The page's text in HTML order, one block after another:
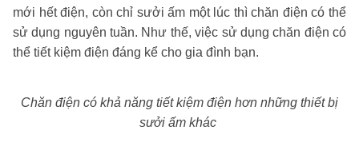
mới hết điện, còn chỉ sưởi ấm một lúc thì chăn điện có thể
sử dụng nguyên tuần. Như thế, việc sử dụng chăn điện có
thể tiết kiệm điện đáng kể cho gia đình bạn.
Chăn điện có khả năng tiết kiệm điện hơn những thiết bị
sưởi ấm khác